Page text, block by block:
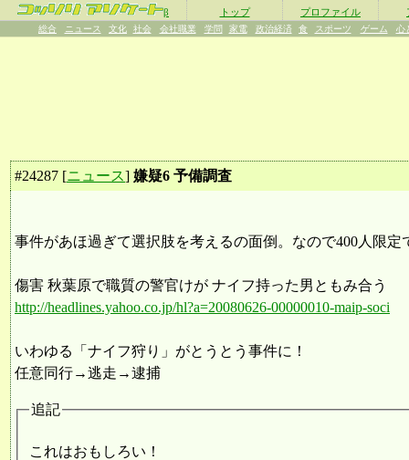
β トップ プロファイル
総合 ニュース 文化 社会 会社職業 学問 家電 政治経済 食 スポーツ ゲーム 心
#24287 [ニュース] 嫌疑6 予備調査
事件があほ過ぎて選択肢を考えるの面倒。なので400人限定
傷害 秋葉原で職質の警官けが ナイフ持った男ともみ合う
http://headlines.yahoo.co.jp/hl?a=20080626-00000010-maip-soci
いわゆる「ナイフ狩り」がとうとう事件に！
任意同行→逃走→逮捕
追記
これはおもしろい！